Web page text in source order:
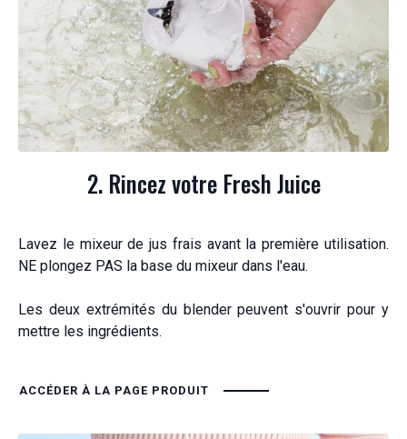
2. Rincez votre Fresh Juice
Lavez le mixeur de jus frais avant la première utilisation.
NE plongez PAS la base du mixeur dans l'eau.
Les deux extrémités du blender peuvent s'ouvrir pour y
mettre les ingrédients.
ACCÉDER À LA PAGE PRODUIT